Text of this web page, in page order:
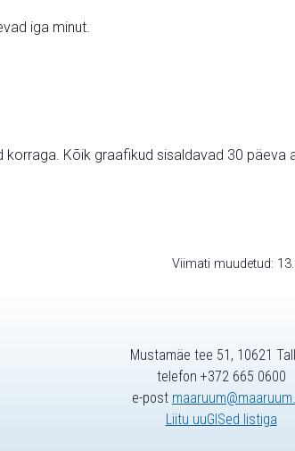
iga minut.
Kõik graafikud sisaldavad 30 päeva
Viimati muudetud:
Mustamäe tee 51, 10621
telefon +372 665 0600
e-post
Liitu uuGISed listiga